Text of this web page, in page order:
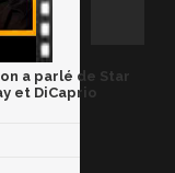
a parlé de Star
et DiCaprio